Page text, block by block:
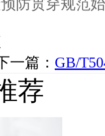
防贯穿规范
一篇： GB/
荐